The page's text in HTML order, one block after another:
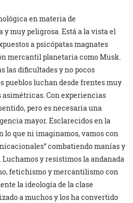
en materia de
muy peligrosa. Está a la vista el
a psicópatas magnates
mercantil planetaria como Musk.
las dificultades y no pocos
pueblos luchan desde frentes muy
Con experiencias
pero es necesaria una
mayor. Esclarecidos en la
lo que ni imaginamos, vamos con
combatiendo manías y
y resistimos la andanada
fetichismo y mercantilismo con
la ideología de la clase
a muchos y los ha convertido